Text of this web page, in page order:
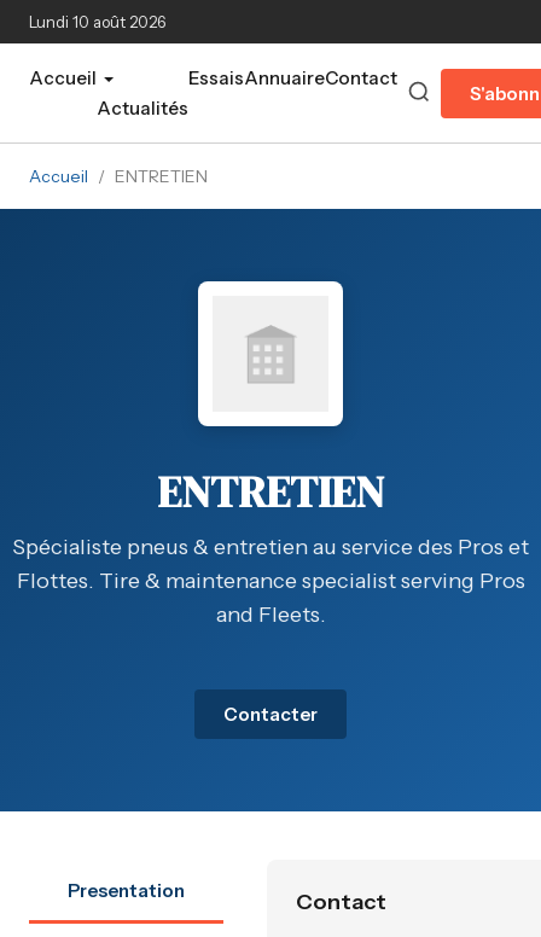
Aller au contenu principal
Lundi 10 août 2026
Accueil
Actualités
EssaisAnnuaireContact
Accueil / ENTRETIEN
ENTRETIEN
Spécialiste pneus & entretien au service des Pros et
Flottes. Tire & maintenance specialist serving Pros
and Fleets.
Contacter
Presentation Contact